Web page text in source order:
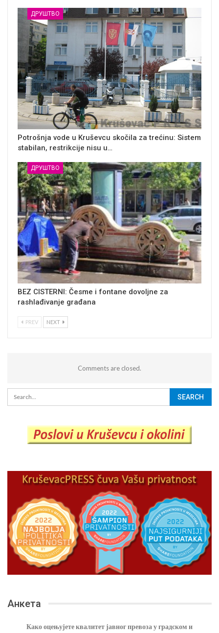
ДРУШТВО
Potrošnja vode u Kruševcu skočila za trećinu: Sistem
stabilan, restrikcije nisu u…
ДРУШТВО
BEZ CISTERNI: Česme i fontane dovoljne za
rashlađivanje građana
PREV NEXT
Comments are closed.
Анкета
Како оцењујете квалитет јавног превоза у градском и